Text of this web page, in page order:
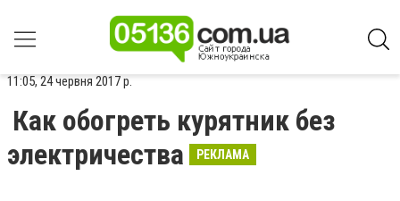
11:05, 24 червня 2017 р.
Как обогреть курятник без
электричества
РЕКЛАМА